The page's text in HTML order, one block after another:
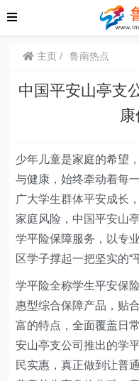
主页 鲁南热点
中国平安山亭支
少年儿童是家庭的希望
与健康，始终牵动着每
广大学生群体平安成长
家庭风险，中国平安山
学平险保障服务，以专
区学子撑起一把坚实的“
学平险全称学生平安保
惠型综合保障产品，贴
富的特点，全面覆盖日
安山亭支公司推出的学
民实惠，真正做到让普